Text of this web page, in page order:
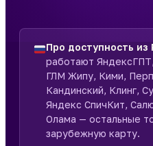
Про доступность из
работают
ГЛМ Жипу, Кими,
Кандинский, Клинг,
Яндекс СпичКит,
Олама — остальные
зарубежную карту.